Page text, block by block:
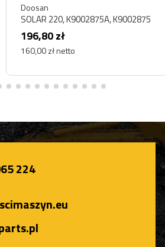
K9002875
224